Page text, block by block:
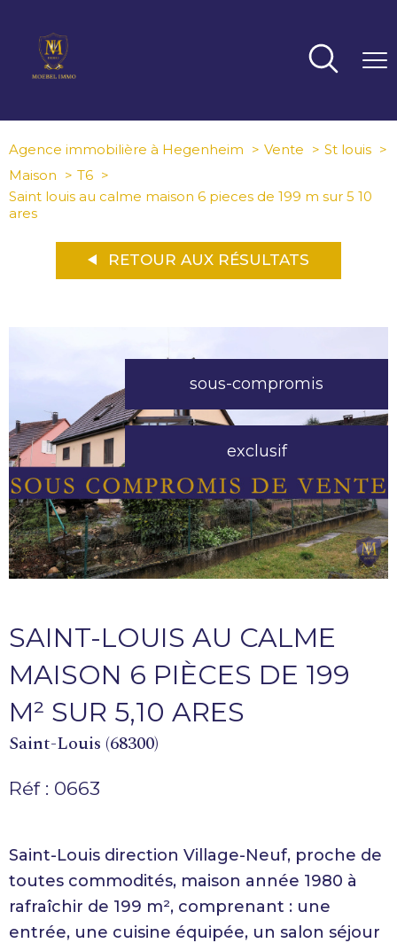
Agence immobilière à Hegenheim Vente
St louis
Maison
T6
Saint louis au calme maison 6 pieces de 199 m sur 5 10
ares
RETOUR AUX RÉSULTATS
sous-compromis
exclusif
SAINT-LOUIS AU CALME
MAISON 6 PIÈCES DE 199
M² SUR 5,10 ARES
Saint-Louis (68300)
Réf : 0663
Saint-Louis direction Village-Neuf, proche de
toutes commodités, maison année 1980 à
rafraîchir de 199 m², comprenant : une
entrée, une cuisine équipée, un salon séjour